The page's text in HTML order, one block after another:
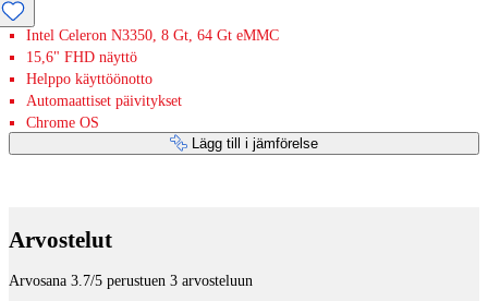
Intel Celeron N3350, 8 Gt, 64 Gt eMMC
15,6" FHD näyttö
Helppo käyttöönotto
Automaattiset päivitykset
Chrome OS
Lägg till i jämförelse
Arvostelut
Arvosana 3.7/5 perustuen 3 arvosteluun